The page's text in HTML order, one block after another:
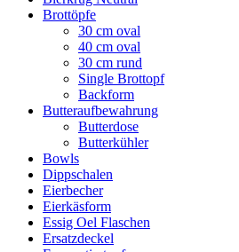
Brottöpfe
30 cm oval
40 cm oval
30 cm rund
Single Brottopf
Backform
Butteraufbewahrung
Butterdose
Butterkühler
Bowls
Dippschalen
Eierbecher
Eierkäsform
Essig Oel Flaschen
Ersatzdeckel